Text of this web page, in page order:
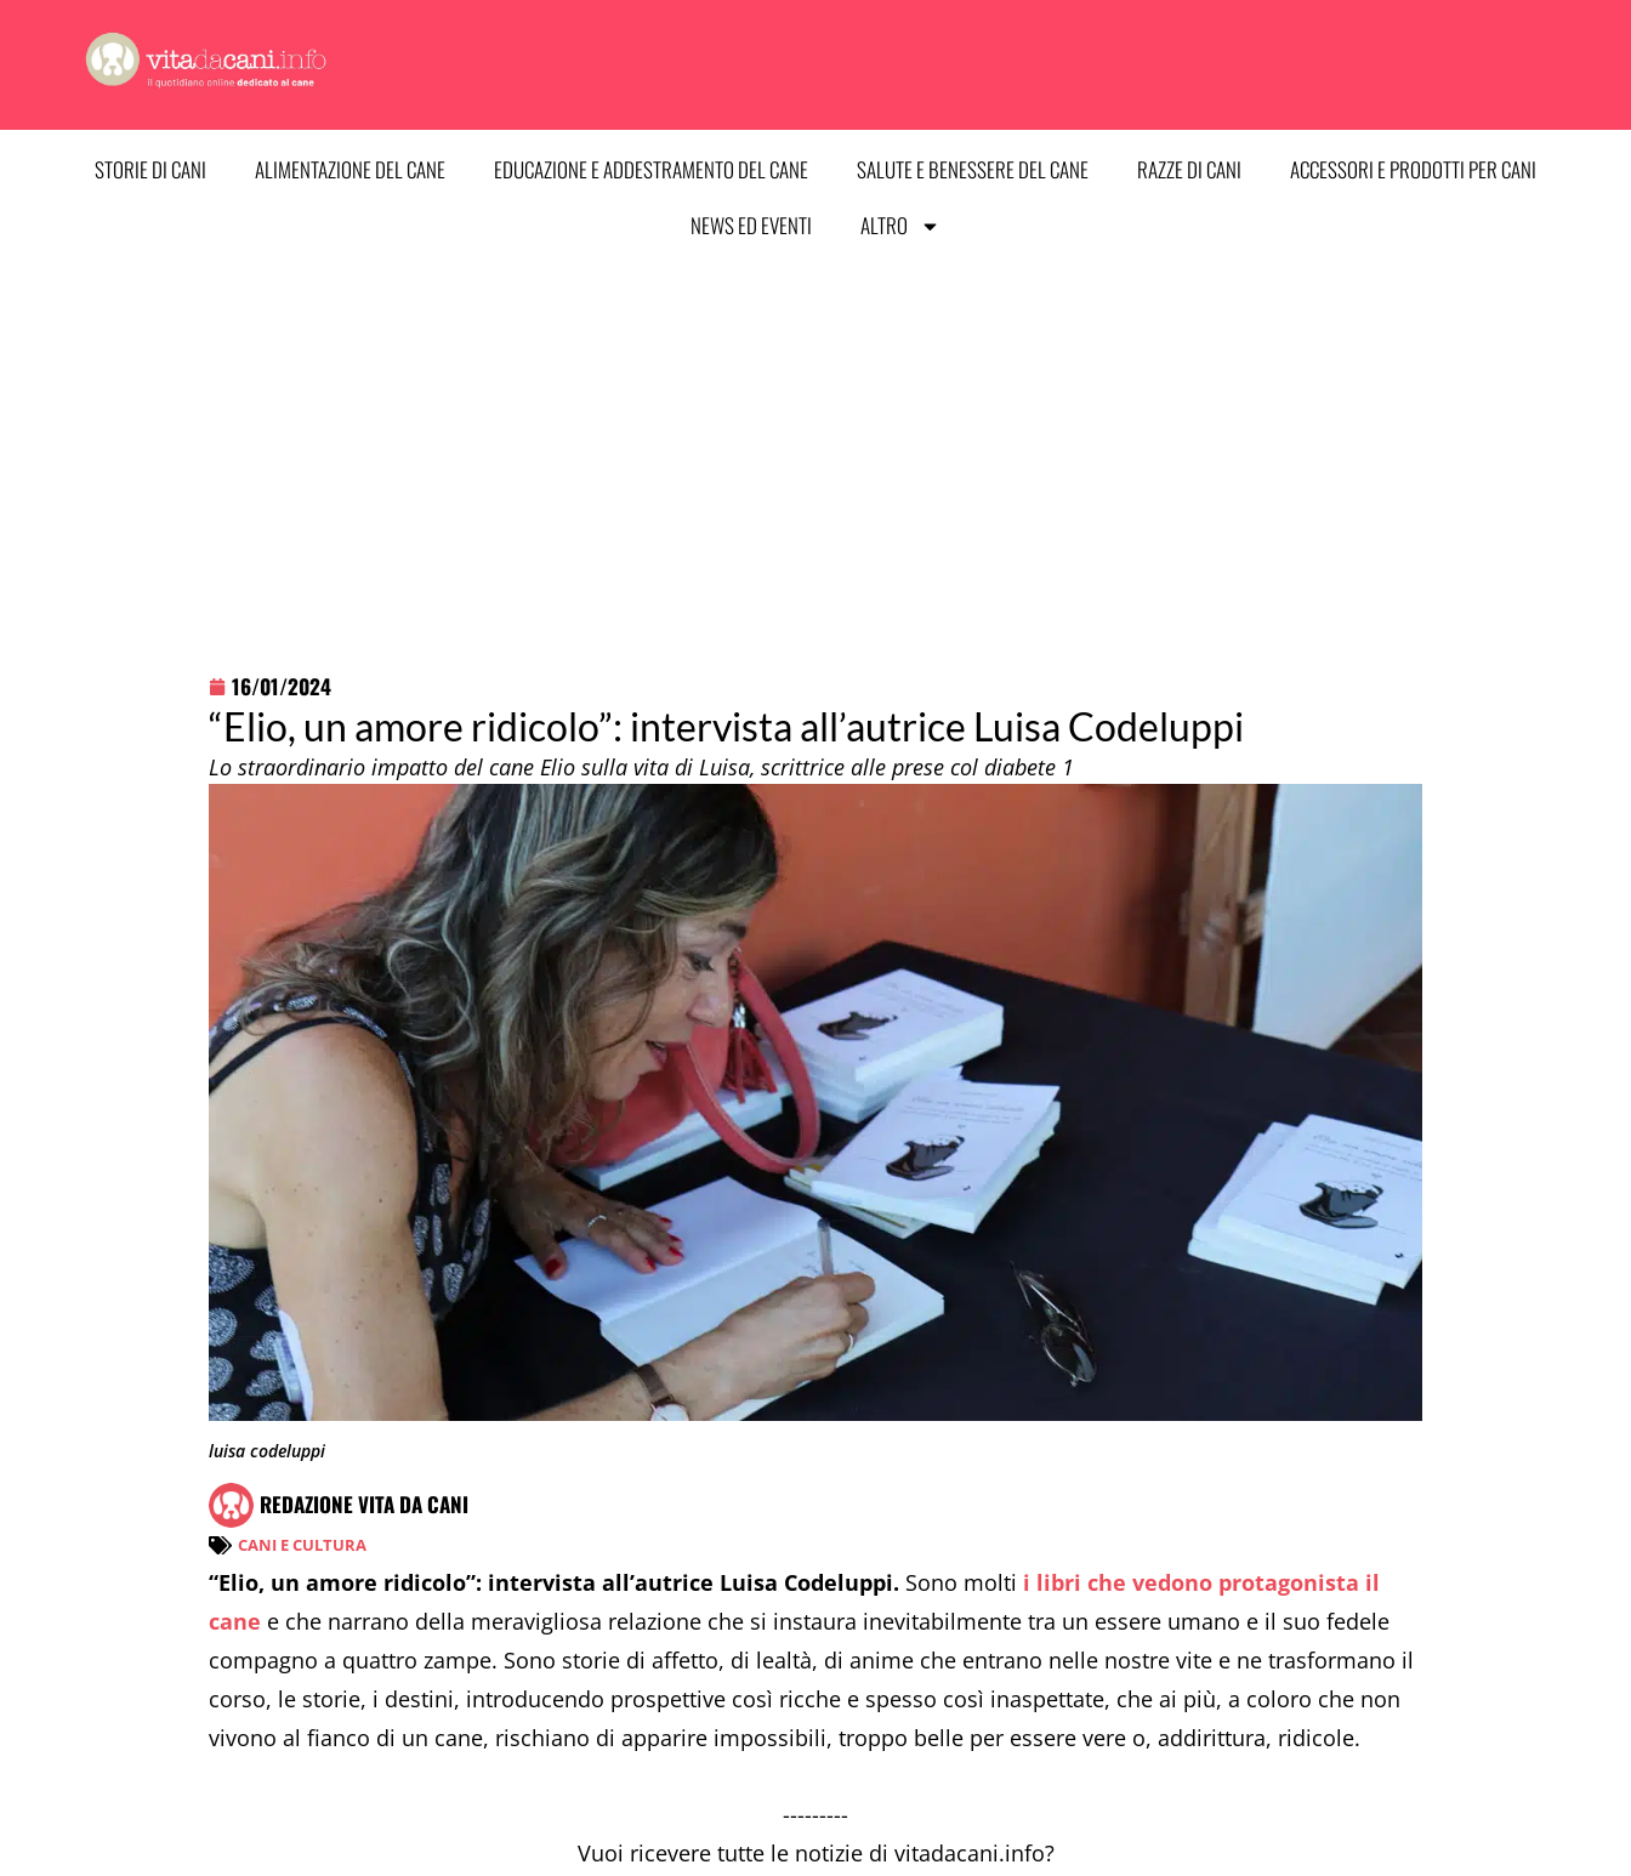
contenuto
STORIE DI CANI ALIMENTAZIONE DEL CANE EDUCAZIONE E ADDESTRAMENTO DEL CANE SALUTE E BENESSERE DEL CANE RAZZE DI CANI
ACCESSORI E PRODOTTI PER CANI
NEWS ED EVENTI
ALTRO
16/01/2024
“Elio, un amore ridicolo”: intervista all’autrice Luisa Codeluppi
Lo straordinario impatto del cane Elio sulla vita di Luisa, scrittrice alle prese col diabete 1
luisa codeluppi
REDAZIONE VITA DA CANI
CANI E CULTURA
“Elio, un amore ridicolo”: intervista all’autrice Luisa Codeluppi. Sono molti i libri che vedono protagonista il
cane e che narrano della meravigliosa relazione che si instaura inevitabilmente tra un essere umano e il suo fedele
compagno a quattro zampe. Sono storie di affetto, di lealtà, di anime che entrano nelle nostre vite e ne trasformano il
corso, le storie, i destini, introducendo prospettive così ricche e spesso così inaspettate, che ai più, a coloro che non
vivono al fianco di un cane, rischiano di apparire impossibili, troppo belle per essere vere o, addirittura, ridicole.
---------
Vuoi ricevere tutte le notizie di vitadacani.info?